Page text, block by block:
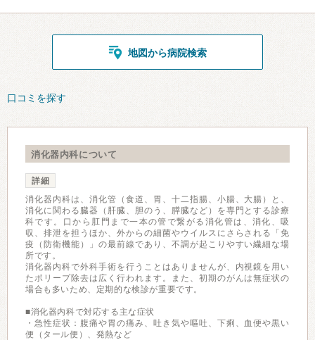
地図から病院検索
口コミを探す
消化器内科について
詳細
消化器内科は、消化管（食道、胃、十二指腸、小腸、大腸）と、
消化に関わる臓器（肝臓、胆のう、膵臓など）を専門とする診療
科です。口から肛門まで一本の管で繋がる消化管は、消化、吸
収、排泄を担うほか、外からの細菌やウイルスにさらされる「免
疫（防衛機能）」の最前線であり、不調が起こりやすい繊細な場
所です。
消化器内科で外科手術を行うことはありませんが、内視鏡を用い
たポリープ除去は広く行われます。また、初期のがんは無症状の
場合も多いため、定期的な検診が重要です。
■消化器内科で対応する主な症状
・急性症状：腹痛や胃の痛み、吐き気や嘔吐、下痢、血便や黒い
便（タール便）、発熱など